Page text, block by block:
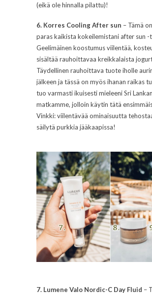
(eikä ole hinnalla pilattu)!
6. Korres Cooling After sun – Tämä
paras kaikista kokeilemistani after sun
Geelimäinen koostumus viilentää,
sisältää rauhoittavaa kreikkalaista
Täydellinen rauhoittava tuote iholle
jälkeen ja tässä on myös ihanan raikas
tuo varmasti ikuisesti mieleeni Sri Lankan
matkamme, jolloin käytin tätä
Vinkki: viilentävää ominaisuutta
säilytä purkkia jääkaapissa!
7. Lumene Valo Nordic-C Day Fluid –